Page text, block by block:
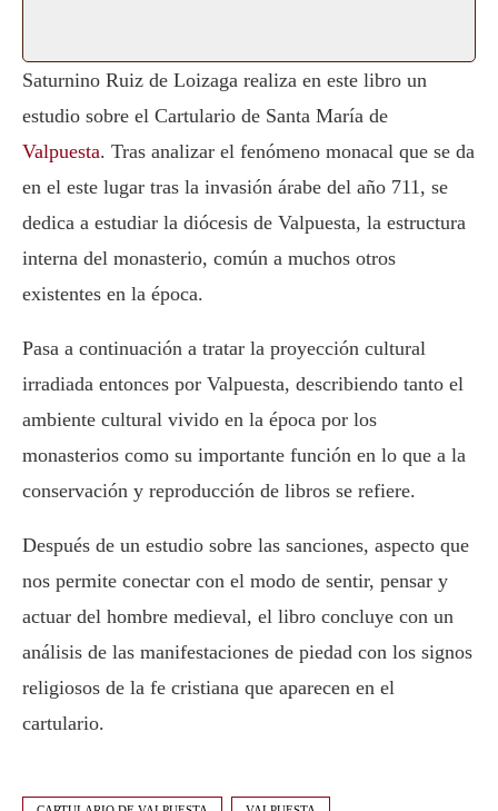
Saturnino Ruiz de Loizaga realiza en este libro un
estudio sobre el Cartulario de Santa María de
Valpuesta. Tras analizar el fenómeno monacal que se da
en el este lugar tras la invasión árabe del año 711, se
dedica a estudiar la diócesis de Valpuesta, la estructura
interna del monasterio, común a muchos otros
existentes en la época.
Pasa a continuación a tratar la proyección cultural
irradiada entonces por Valpuesta, describiendo tanto el
ambiente cultural vivido en la época por los
monasterios como su importante función en lo que a la
conservación y reproducción de libros se refiere.
Después de un estudio sobre las sanciones, aspecto que
nos permite conectar con el modo de sentir, pensar y
actuar del hombre medieval, el libro concluye con un
análisis de las manifestaciones de piedad con los signos
religiosos de la fe cristiana que aparecen en el
cartulario.